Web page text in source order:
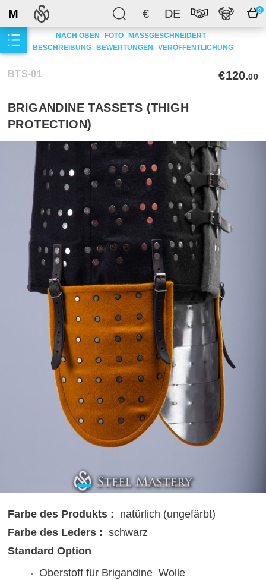
€ DE 0
M
NACH OBEN FOTO
MASSGESCHNEIDERT
BESCHREIBUNG BEWERTUNGEN VERÖFFENTLICHUNG
BTS-01 €120.00
BRIGANDINE TASSETS (THIGH
PROTECTION)
Farbe des Produkts : natürlich (ungefärbt)
Farbe des Leders : schwarz
Standard Option
Oberstoff für Brigandine Wolle